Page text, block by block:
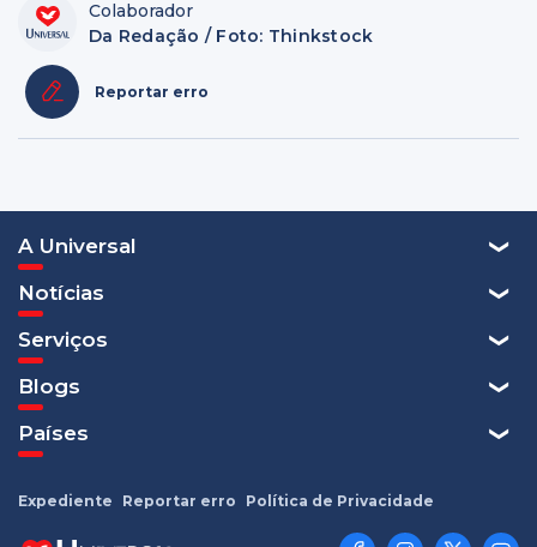
Colaborador
Da Redação / Foto: Thinkstock
Reportar erro
A Universal
Notícias
Serviços
Blogs
Países
Expediente Reportar erro Política de Privacidade